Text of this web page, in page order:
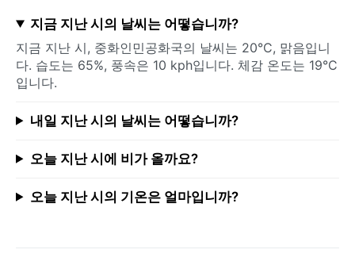
지금 지난 시의 날씨는 어떻습니까?
지금 지난 시, 중화인민공화국의 날씨는 20°C, 맑음입니
다. 습도는 65%, 풍속은 10 kph입니다. 체감 온도는 19°C
입니다.
내일 지난 시의 날씨는 어떻습니까?
오늘 지난 시에 비가 올까요?
오늘 지난 시의 기온은 얼마입니까?